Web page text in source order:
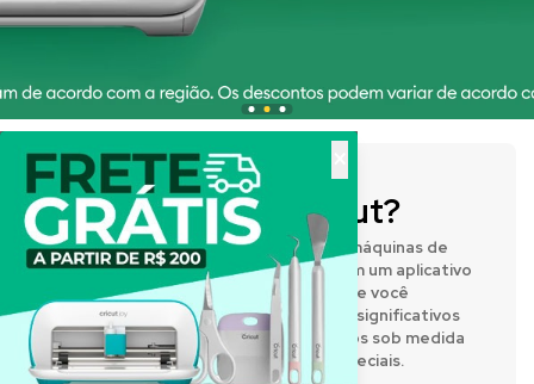
O que é a Cricut?
A Cricut® fabrica prensas térmicas e máquinas de
corte inteligentes que funcionam com um aplicativo
de design fácil de usar, permitindo que você
expresse sua criatividade e crie itens significativos
e personalizados. Desenvolva projetos sob medida
para o dia a dia e para momentos especiais.